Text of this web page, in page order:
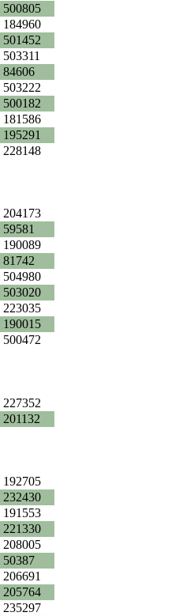
500805
184960
501452
503311
84606
503222
500182
181586
195291
228148
204173
59581
190089
81742
504980
503020
223035
190015
500472
227352
201132
192705
232430
191553
221330
208005
50387
206691
205764
235297